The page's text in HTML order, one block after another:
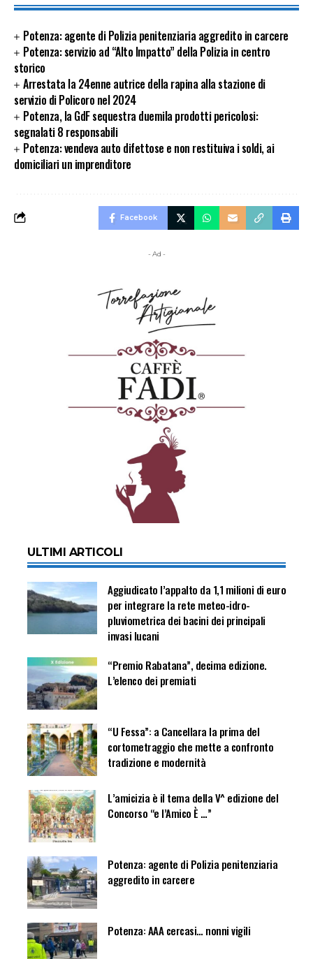
Potenza: agente di Polizia penitenziaria aggredito in carcere
Potenza: servizio ad “Alto Impatto” della Polizia in centro
storico
Arrestata la 24enne autrice della rapina alla stazione di
servizio di Policoro nel 2024
Potenza, la GdF sequestra duemila prodotti pericolosi:
segnalati 8 responsabili
Potenza: vendeva auto difettose e non restituiva i soldi, ai
domiciliari un imprenditore
Facebook
- Ad -
ULTIMI ARTICOLI
Aggiudicato l’appalto da 1,1 milioni di euro
per integrare la rete meteo-idro-
pluviometrica dei bacini dei principali
invasi lucani
“Premio Rabatana”, decima edizione.
L’elenco dei premiati
“U Fessa”: a Cancellara la prima del
cortometraggio che mette a confronto
tradizione e modernità
L’amicizia è il tema della V^ edizione del
Concorso “e l’Amico È …”
Potenza: agente di Polizia penitenziaria
aggredito in carcere
Potenza: AAA cercasi… nonni vigili